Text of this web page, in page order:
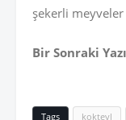
şekerli
Bir Sonraki
Tags kokteyl